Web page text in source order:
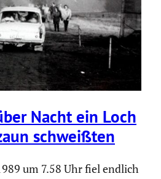
Nacht ein Loch
schweißten
um 7.58 Uhr fiel endlich